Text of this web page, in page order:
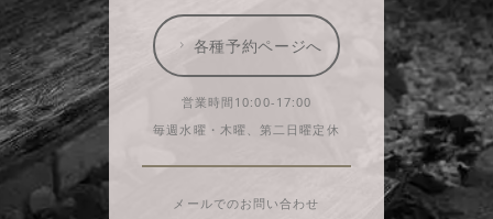
各種予約ページへ
営業時間10:00-17:00
毎週水曜・木曜、第二日曜定休
メールでのお問い合わせ